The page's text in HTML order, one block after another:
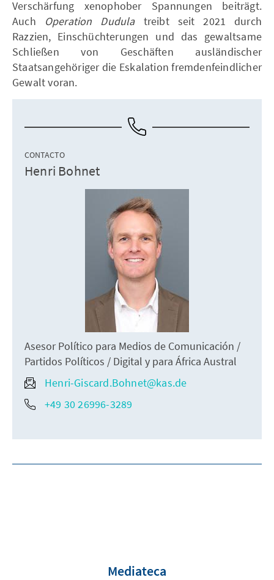
Verschärfung xenophober Spannungen beiträgt.
Auch Operation Dudulatreibt seit 2021 durch
Razzien, Einschüchterungen und das gewaltsame
Schließen von Geschäften ausländischer
Staatsangehöriger die Eskalation fremdenfeindlicher
Gewalt voran.
CONTACTO
Henri Bohnet
Asesor Político para Medios de Comunicación /
Partidos Políticos / Digital y para África Austral
Henri-Giscard.Bohnet@kas.de
+49 30 26996-3289
Mediateca